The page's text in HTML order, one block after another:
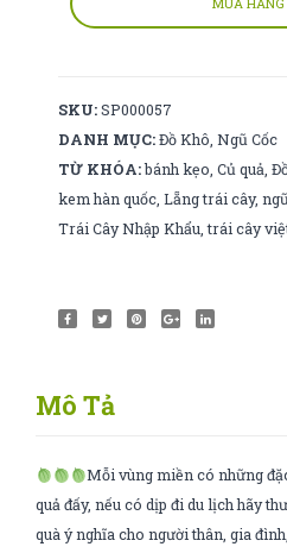
lượng
MUA HÀNG
SKU: SP000057
DANH MỤC: Đồ Khô ,Ngũ Cốc
TỪ KHÓA: bánh kẹo ,Củ quả ,
kem hàn quốc ,Lẵng trái cây,
Trái Cây Nhập Khẩu ,trái cây
Mô Tả
Mỗi vùng miền có những
quả đấy, nếu có dịp đi du lịch hãy
quà ý nghĩa cho người thân, gia